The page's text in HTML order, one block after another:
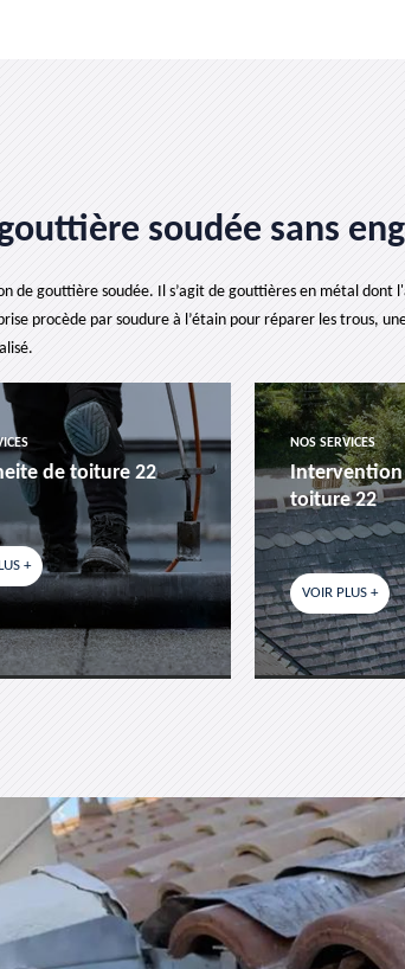
soudée sans
de gouttière soudée. Il s’agit de gouttières en métal dont
procède par soudure à l’étain pour réparer les trous,
de toiture 22
+
NOS SERVICES
toiture 22
VOIR PLUS +